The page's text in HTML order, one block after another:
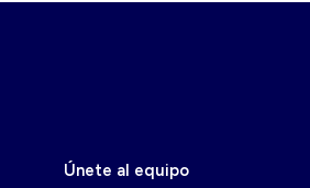
Únete al equipo